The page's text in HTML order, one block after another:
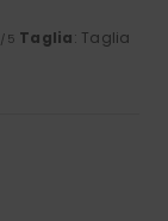
/5 Taglia: Taglia